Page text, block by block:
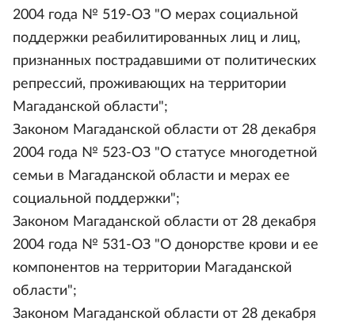
2004 года № 519-ОЗ "О мерах социальной
поддержки реабилитированных лиц и лиц,
признанных пострадавшими от политических
репрессий, проживающих на территории
Магаданской области";
Законом Магаданской области от 28 декабря
2004 года № 523-ОЗ "О статусе многодетной
семьи в Магаданской области и мерах ее
социальной поддержки";
Законом Магаданской области от 28 декабря
2004 года № 531-ОЗ "О донорстве крови и ее
компонентов на территории Магаданской
области";
Законом Магаданской области от 28 декабря